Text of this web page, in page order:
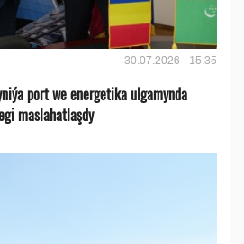
30.07.2026 - 15:35
port we energetika ulgamynda
maslahatlaşdy